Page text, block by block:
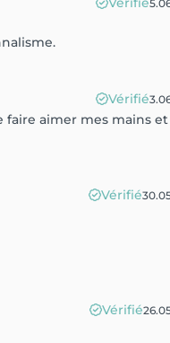
Vérifié
faire aimer mes mains
Vérifié
Vérifié